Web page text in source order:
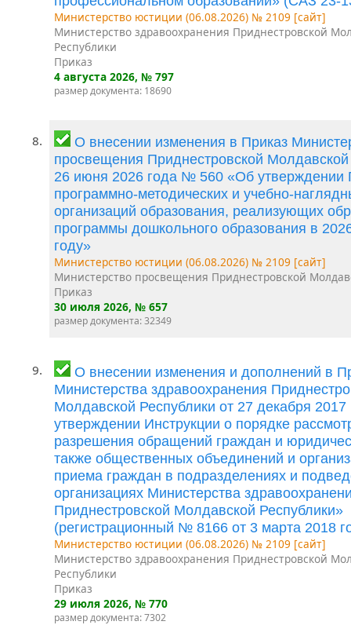
Министерство юстиции (06.08.2026) № 2109 [сайт]
Министерство здравоохранения Приднестровской
Республики
Приказ
4 августа 2026, № 797
размер документа: 18690
8.
О внесении изменения в Приказ
просвещения Приднестровской Молдавской
26 июня 2026 года № 560 «Об утверждении
программно-методических и учебно-
организаций образования, реализующих
программы дошкольного образования в
году»
Министерство юстиции (06.08.2026) № 2109 [сайт]
Министерство просвещения Приднестровской
Приказ
30 июля 2026, № 657
размер документа: 32349
9.
О внесении изменения и дополнений в
Министерства здравоохранения
Молдавской Республики от 27 декабря
утверждении Инструкции о порядке
разрешения обращений граждан и
также общественных объединений и
приема граждан в подразделениях и
организациях Министерства
Приднестровской Молдавской Республики»
(регистрационный № 8166 от 3 марта 2018
Министерство юстиции (06.08.2026) № 2109 [сайт]
Министерство здравоохранения Приднестровской
Республики
Приказ
29 июля 2026, № 770
размер документа: 7302